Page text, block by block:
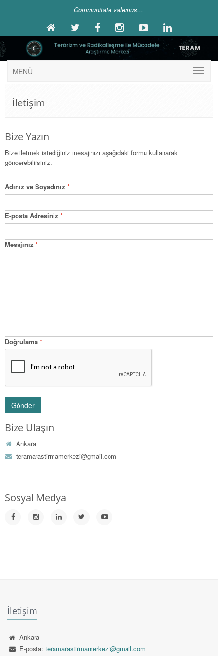
Communitate valemus...
MENÜ
İletişim
Bize Yazın
Bize iletmek istediğiniz mesajınızı aşağıdaki formu kullanarak
gönderebilirsiniz.
Adınız ve Soyadınız *
E-posta Adresiniz *
Mesajınız *
Doğrulama *
Gönder
Bize Ulaşın
Ankara
teramarastirmamerkezi@gmail.com
Sosyal Medya
İletişim
Ankara
E-posta: teramarastirmamerkezi@gmail.com